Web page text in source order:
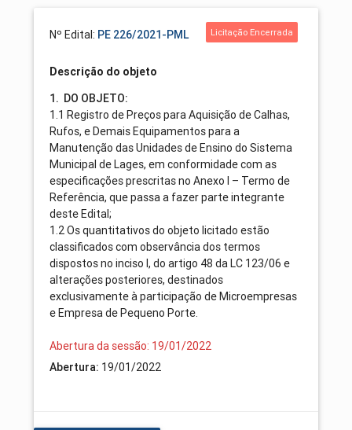
Nº Edital: PE 226/2021-PML Licitação Encerrada
Descrição do objeto
1. DO OBJETO:
1.1 Registro de Preços para Aquisição de Calhas,
Rufos, e Demais Equipamentos para a
Manutenção das Unidades de Ensino do Sistema
Municipal de Lages, em conformidade com as
especificações prescritas no Anexo I – Termo de
Referência, que passa a fazer parte integrante
deste Edital;
1.2 Os quantitativos do objeto licitado estão
classificados com observância dos termos
dispostos no inciso I, do artigo 48 da LC 123/06 e
alterações posteriores, destinados
exclusivamente à participação de Microempresas
e Empresa de Pequeno Porte.
Abertura da sessão: 19/01/2022
Abertura: 19/01/2022